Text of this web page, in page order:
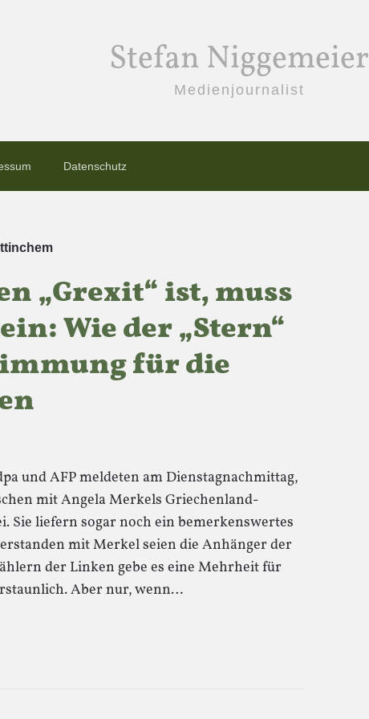
Stefan Niggemeier
Medienjournalist
Datenschutz
„Grexit“ ist, muss
Wie der „Stern“
für die
und AFP meldeten am Dienstagnachmittag,
mit Angela Merkels Griechenland-
Sie liefern sogar noch ein bemerkenswertes
mit Merkel seien die Anhänger der
der Linken gebe es eine Mehrheit für
Aber nur, wenn…